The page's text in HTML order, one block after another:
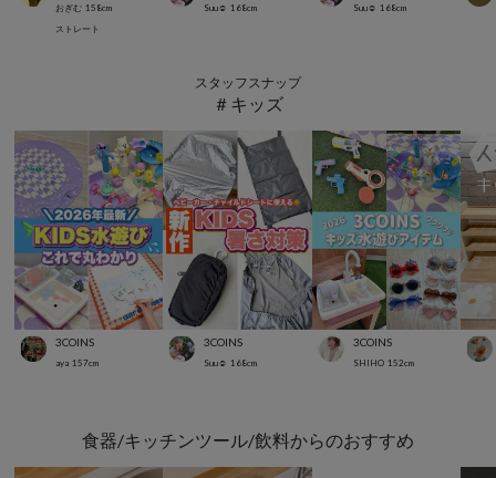
おぎむ 158cm
ストレート
Suu☺︎ 168cm Suu☺︎ 168cm
スタッフスナップ
＃キッズ
3COINS
aya 157cm
3COINS
Suu☺︎ 168cm
3COINS
SHIHO 152cm
食器/キッチンツール/飲料からのおすすめ